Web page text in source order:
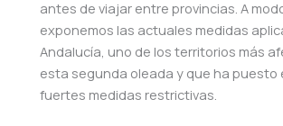
antes de viajar entre provincias. A
exponemos las actuales medidas
Andalucía, uno de los territorios más
esta segunda oleada y que ha puesto
fuertes medidas restrictivas.